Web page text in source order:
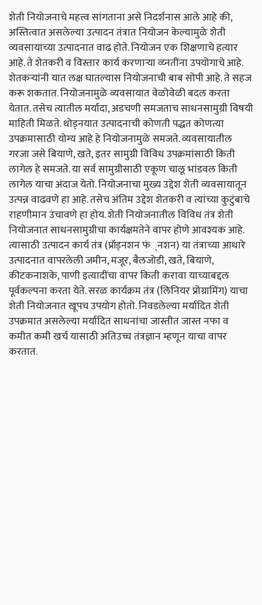
शेती नियोजनाचे महत्त्व सांगताना असे निदर्शनास आले आहे की,
अस्तित्वात असलेल्या उत्पादन तंत्रात नियोजन केल्यामुळे शेती
व्यवसायाच्या उत्पादनात वाढ होते. नियोजन एक शिक्षणाचे हत्यार
आहे. ते शेतकरी व विस्तार कार्य करणार्‍या व्य्नतींना उपयोगाचे आहे.
शेतकर्‍यांनी यात लक्ष घातल्यास नियोजनाची बाब सोपी आहे. ते सहज
करू शकतात. नियोजनामुळे व्यवसायात वेळोवेळी बदल करता
येतात. तसेच त्यातील मर्यादा, अडचणी समजताच साधनसामुग्री विषयी
माहिती मिळते. थोड्नयात उत्पादनाची कोणती पद्धत कोणत्या
उपक्रमासाठी योग्य आहे हे नियोजनामुळे समजते. व्यवसायातील
गरजा जसे बियाणे, खते, इतर सामुग्री विविध उपक्रमांसाठी किती
लागेल हे समजते. या सर्व सामुग्रीसाठी एकूण चालू भांडवल किती
लागेल याचा अंदाज येतो. नियोजनाचा मुख्य उद्देश शेती व्यवसायातून
उत्पन्न वाढवणे हा आहे. तसेच अंतिम उद्देश शेतकरी व त्यांच्या कुटुंबाचे
राहणीमान उंचावणे हा होय. शेती नियोजनातील विविध तंत्र शेती
नियोजनात साधनसामुग्रीचा कार्यक्षमतेने वापर होणे आवश्यक आहे.
त्यासाठी उत्पादन कार्य तंत्र (प्रॉड्नशन फं्नशन) या तंत्राच्या आधारे
उत्पादनात वापरलेली जमीन, मजूर, बैलजोडी, खते, बियाणे,
कीटकनाशके, पाणी इत्यादींचा वापर किती करावा याच्याबद्दल
पूर्वकल्पना करता येते. सरळ कार्यक्रम तंत्र (लिनियर प्रोग्रामिंग) याचा
शेती नियोजनात खूपच उपयोग होतो. निवडलेल्या मर्यादित शेती
उपक्रमात असलेल्या मर्यादित साधनांचा जास्तीत जास्त नफा व
कमीत कमी खर्च यासाठी अतिउच्च तंत्रज्ञान म्हणून याचा वापर
करतात.